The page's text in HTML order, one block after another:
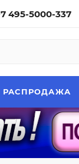
495-5000-337
РАСПРОДАЖА